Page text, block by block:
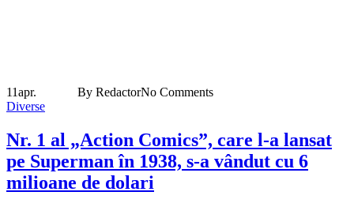
11apr. By RedactorNo Comments
Diverse
Nr. 1 al „Action Comics”, care l-a lansat
pe Superman în 1938, s-a vândut cu 6
milioane de dolari